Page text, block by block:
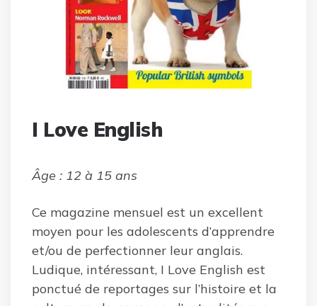
I Love English
Âge : 12 à 15 ans
Ce magazine mensuel est un excellent
moyen pour les adolescents d’apprendre
et/ou de perfectionner leur anglais.
Ludique, intéressant, I Love English est
ponctué de reportages sur l’histoire et la